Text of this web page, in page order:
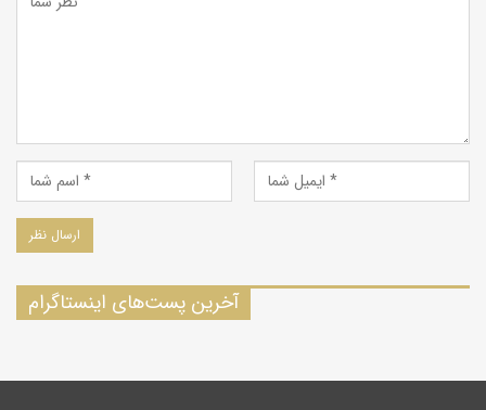
آخرین پست‌های اینستاگرام